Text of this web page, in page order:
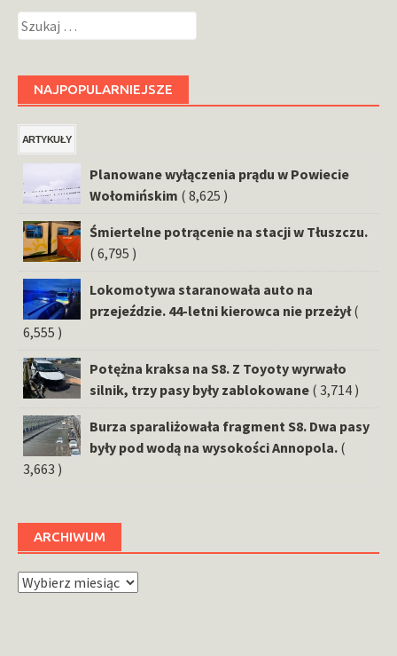
Szukaj:
NAJPOPULARNIEJSZE
ARTYKUŁY
Planowane wyłączenia prądu w Powiecie
Wołomińskim ( 8,625 )
Śmiertelne potrącenie na stacji w Tłuszczu.
( 6,795 )
Lokomotywa staranowała auto na
przejeździe. 44-letni kierowca nie przeżył (
6,555 )
Potężna kraksa na S8. Z Toyoty wyrwało
silnik, trzy pasy były zablokowane ( 3,714 )
Burza sparaliżowała fragment S8. Dwa pasy
były pod wodą na wysokości Annopola. (
3,663 )
ARCHIWUM
Archiwum